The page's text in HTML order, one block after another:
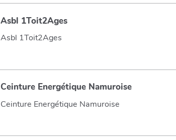
Asbl 1Toit2Ages
Asbl 1Toit2Ages
Ceinture Energétique Namuroise
Ceinture Energétique Namuroise